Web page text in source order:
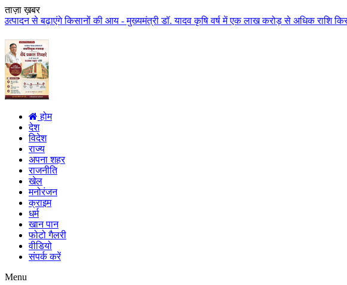
ताज़ा ख़बर
की आय - मुख्यमंत्री डॉ. यादव कृषि वर्ष में एक लाख करोड़ से अधिक राशि किसान कल्याण पर
होम
देश
विदेश
राज्य
अपना शहर
राजनीति
खेल
मनोरंजन
क्राइम
धर्म
खान पान
फोटो गैलरी
वीडियो
संपर्क करें
Menu